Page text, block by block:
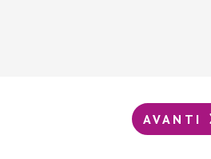
AVANTI